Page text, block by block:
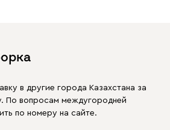
в другие города Казахстана за
По вопросам междугородней
по номеру на сайте.